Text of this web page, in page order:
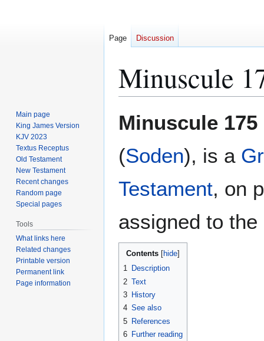
Minuscule
toto
Minuscule 175
(Soden), is a
Testament, on
assigned to
Contents
1 Description
2 Text
3 History
4 See also
5 References
6 Further reading
Page Discussion
Main page
King James Version
KJV 2023
Textus Receptus
Old Testament
New Testament
Recent changes
Random page
Special pages
Tools
What links here
Related changes
Printable version
Permanent link
Page information